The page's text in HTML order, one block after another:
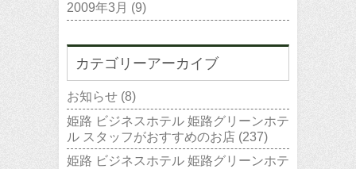
2009年3月 (9)
カテゴリーアーカイブ
お知らせ (8)
姫路 ビジネスホテル 姫路グリーンホテ
ル スタッフがおすすめのお店 (237)
姫路 ビジネスホテル 姫路グリーンホテ